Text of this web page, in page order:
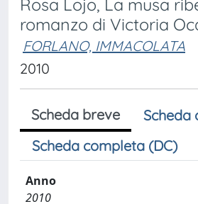
Rosa Lojo, La musa
romanzo di Victoria
FORLANO, IMMACOLATA
2010
Scheda breve
Scheda
Scheda completa (DC)
Anno
2010